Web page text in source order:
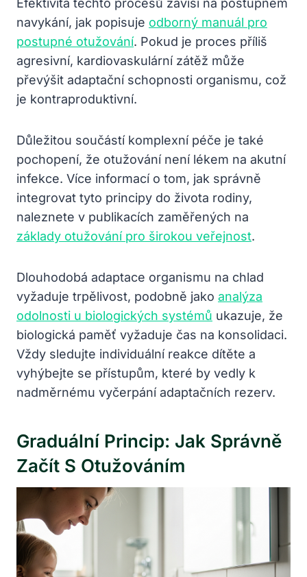
navykání, jak popisuje odborný manuál pro
postupné otužování. Pokud je proces příliš
agresivní, kardiovaskulární zátěž může
převýšit adaptační schopnosti organismu, což
je kontraproduktivní.
Důležitou součástí komplexní péče je také
pochopení, že otužování není lékem na akutní
infekce. Více informací o tom, jak správně
integrovat tyto principy do života rodiny,
naleznete v publikacích zaměřených na
základy otužování pro širokou veřejnost.
Dlouhodobá adaptace organismu na chlad
vyžaduje trpělivost, podobně jako analýza
odolnosti u biologických systémů ukazuje, že
biologická paměť vyžaduje čas na konsolidaci.
Vždy sledujte individuální reakce dítěte a
vyhýbejte se přístupům, které by vedly k
nadměrnému vyčerpání adaptačních rezerv.
Graduální Princip: Jak Správně
Začít S Otužováním